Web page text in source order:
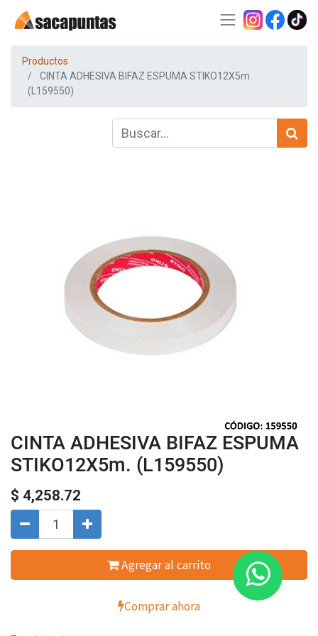
Productos
CINTA ADHESIVA BIFAZ ESPUMA STIKO12X5m.
(L159550)
CINTA ADHESIVA BIFAZ ESPUMA
STIKO12X5m. (L159550)
$ 4,258.72
Agregar al carrito
Comprar ahora